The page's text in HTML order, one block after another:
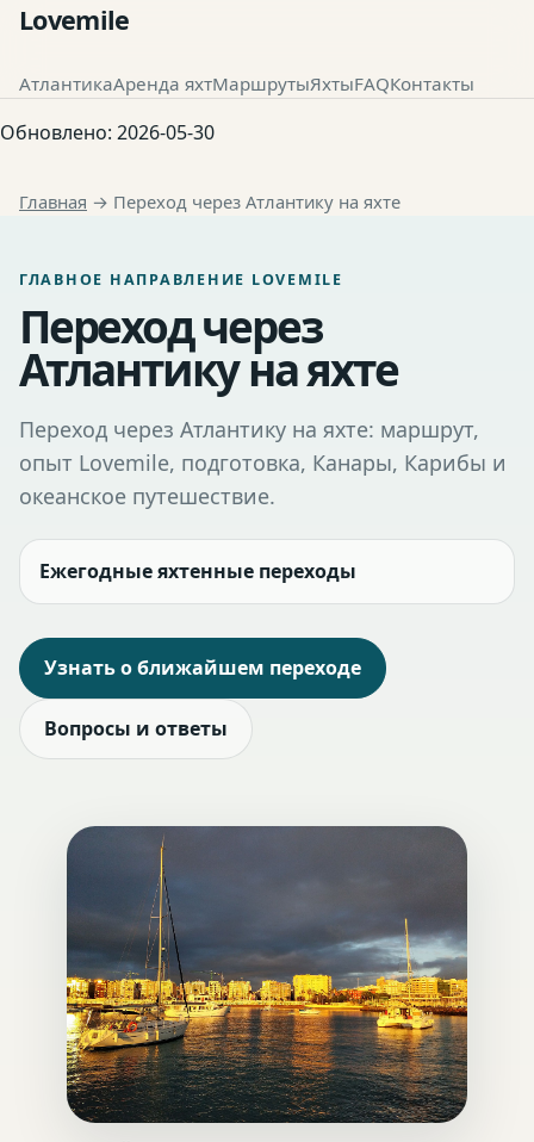
Lovemile
АтлантикаАренда яхтМаршрутыЯхтыFAQКонтакты
Обновлено: 2026-05-30
Главная → Переход через Атлантику на яхте
ГЛАВНОЕ НАПРАВЛЕНИЕ LOVEMILE
Переход через
Атлантику на яхте
Переход через Атлантику на яхте: маршрут,
опыт Lovemile, подготовка, Канары, Карибы и
океанское путешествие.
Ежегодные яхтенные переходы
Узнать о ближайшем переходе
Вопросы и ответы